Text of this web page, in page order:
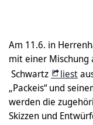
Am 11.6. in
mit einer Mischung
Schwartz
liest
„Packeis“ und
werden die
Skizzen und